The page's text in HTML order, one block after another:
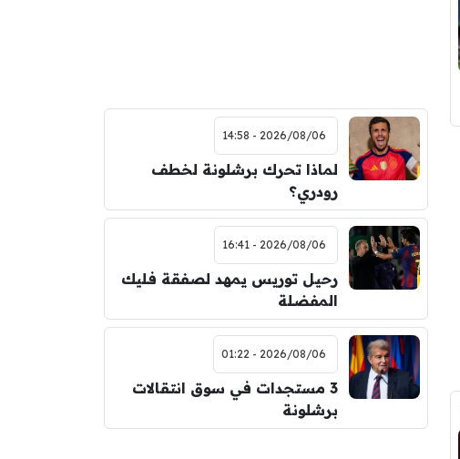
2026/08/06 - 14:58
لماذا تحرك برشلونة لخطف
رودري؟
2026/08/06 - 16:41
رحيل توريس يمهد لصفقة فليك
المفضلة
2026/08/06 - 01:22
3 مستجدات في سوق انتقالات
برشلونة